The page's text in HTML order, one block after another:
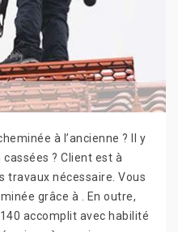
à l’ancienne ? Il y
? Client est à
travaux nécessaire. Vous
grâce à . En outre,
accomplit avec habilité